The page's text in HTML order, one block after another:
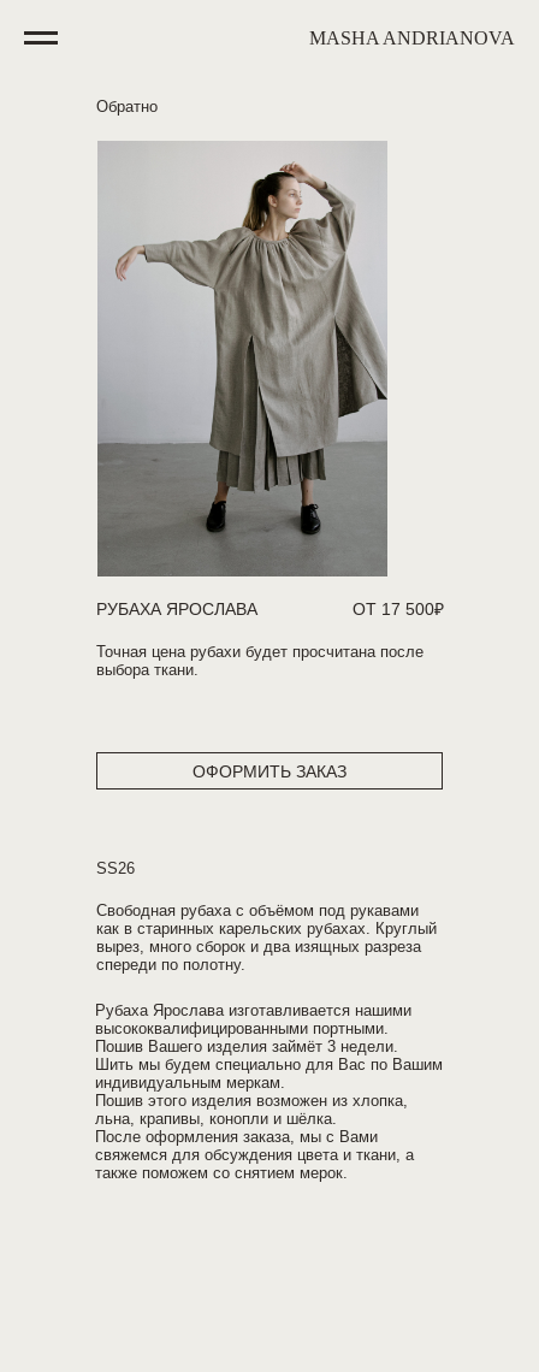
MASHA ANDRIANOVA
Рубаха Ярослава изготавливается нашими
высококвалифицированными портными.
Пошив Вашего изделия займёт 3 недели.
Шить мы будем специально для Вас по Вашим
индивидуальным меркам.
Пошив этого изделия возможен из хлопка,
льна, крапивы, конопли и шёлка.
После оформления заказа, мы с Вами
свяжемся для обсуждения цвета и ткани, а
также поможем со снятием мерок.
Свободная рубаха с объёмом под рукавами
как в старинных карельских рубахах. Круглый
вырез, много сборок и два изящных разреза
спереди по полотну.
SS26
ОФОРМИТЬ ЗАКАЗ
Точная цена рубахи будет просчитана после
выбора ткани.
ОТ 17 500₽
РУБАХА ЯРОСЛАВА
Обратно